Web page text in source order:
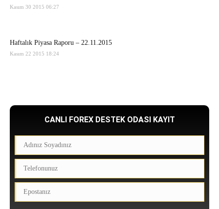
Kasım 30 2015 06:27
Haftalık Piyasa Raporu – 22.11.2015
Kasım 22 2015 18:24
CANLI FOREX DESTEK ODASI KAYIT